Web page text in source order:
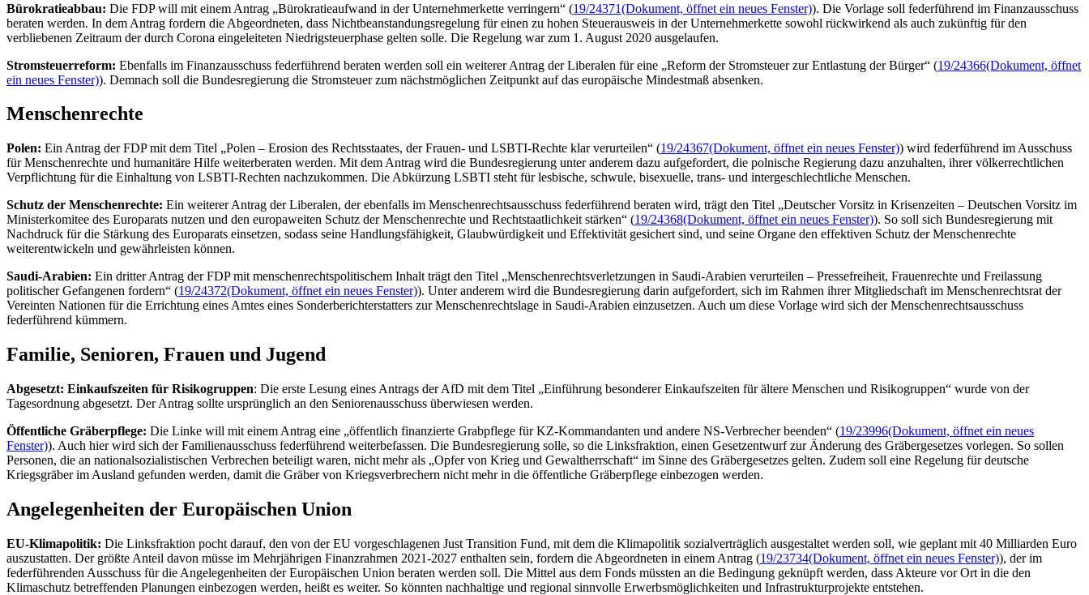
Bürokratieabbau: Die FDP will mit einem Antrag „Bürokratieaufwand in der Unternehmerkette verringern“ (19/24371(Dokument, öffnet ein neues Fenster)). Die Vorlage soll federführend im Finanzausschuss
beraten werden. In dem Antrag fordern die Abgeordneten, dass Nichtbeanstandungsregelung für einen zu hohen Steuerausweis in der Unternehmerkette sowohl rückwirkend als auch zukünftig für den
verbliebenen Zeitraum der durch Corona eingeleiteten Niedrigsteuerphase gelten solle. Die Regelung war zum 1. August 2020 ausgelaufen.
Stromsteuerreform: Ebenfalls im Finanzausschuss federführend beraten werden soll ein weiterer Antrag der Liberalen für eine „Reform der Stromsteuer zur Entlastung der Bürger“ (19/24366(Dokument, öffnet
ein neues Fenster)). Demnach soll die Bundesregierung die Stromsteuer zum nächstmöglichen Zeitpunkt auf das europäische Mindestmaß absenken.
Menschenrechte
Polen: Ein Antrag der FDP mit dem Titel „Polen – Erosion des Rechtsstaates, der Frauen- und LSBTI-Rechte klar verurteilen“ (19/24367(Dokument, öffnet ein neues Fenster)) wird federführend im Ausschuss
für Menschenrechte und humanitäre Hilfe weiterberaten werden. Mit dem Antrag wird die Bundesregierung unter anderem dazu aufgefordert, die polnische Regierung dazu anzuhalten, ihrer völkerrechtlichen
Verpflichtung für die Einhaltung von LSBTI-Rechten nachzukommen. Die Abkürzung LSBTI steht für lesbische, schwule, bisexuelle, trans- und intergeschlechtliche Menschen.
Schutz der Menschenrechte: Ein weiterer Antrag der Liberalen, der ebenfalls im Menschenrechtsausschuss federführend beraten wird, trägt den Titel „Deutscher Vorsitz in Krisenzeiten – Deutschen Vorsitz im
Ministerkomitee des Europarats nutzen und den europaweiten Schutz der Menschenrechte und Rechtstaatlichkeit stärken“ (19/24368(Dokument, öffnet ein neues Fenster)). So soll sich Bundesregierung mit
Nachdruck für die Stärkung des Europarats einsetzen, sodass seine Handlungsfähigkeit, Glaubwürdigkeit und Effektivität gesichert sind, und seine Organe den effektiven Schutz der Menschenrechte
weiterentwickeln und gewährleisten können.
Saudi-Arabien: Ein dritter Antrag der FDP mit menschenrechtspolitischem Inhalt trägt den Titel „Menschenrechtsverletzungen in Saudi-Arabien verurteilen – Pressefreiheit, Frauenrechte und Freilassung
politischer Gefangenen fordern“ (19/24372(Dokument, öffnet ein neues Fenster)). Unter anderem wird die Bundesregierung darin aufgefordert, sich im Rahmen ihrer Mitgliedschaft im Menschenrechtsrat der
Vereinten Nationen für die Errichtung eines Amtes eines Sonderberichterstatters zur Menschenrechtslage in Saudi-Arabien einzusetzen. Auch um diese Vorlage wird sich der Menschenrechtsausschuss
federführend kümmern.
Familie, Senioren, Frauen und Jugend
Abgesetzt: Einkaufszeiten für Risikogruppen: Die erste Lesung eines Antrags der AfD mit dem Titel „Einführung besonderer Einkaufszeiten für ältere Menschen und Risikogruppen“ wurde von der
Tagesordnung abgesetzt. Der Antrag sollte ursprünglich an den Seniorenausschuss überwiesen werden.
Öffentliche Gräberpflege: Die Linke will mit einem Antrag eine „öffentlich finanzierte Grabpflege für KZ-Kommandanten und andere NS-Verbrecher beenden“ (19/23996(Dokument, öffnet ein neues
Fenster)). Auch hier wird sich der Familienausschuss federführend weiterbefassen. Die Bundesregierung solle, so die Linksfraktion, einen Gesetzentwurf zur Änderung des Gräbergesetzes vorlegen. So sollen
Personen, die an nationalsozialistischen Verbrechen beteiligt waren, nicht mehr als „Opfer von Krieg und Gewaltherrschaft“ im Sinne des Gräbergesetzes gelten. Zudem soll eine Regelung für deutsche
Kriegsgräber im Ausland gefunden werden, damit die Gräber von Kriegsverbrechern nicht mehr in die öffentliche Gräberpflege einbezogen werden.
Angelegenheiten der Europäischen Union
EU-Klimapolitik: Die Linksfraktion pocht darauf, den von der EU vorgeschlagenen Just Transition Fund, mit dem die Klimapolitik sozialverträglich ausgestaltet werden soll, wie geplant mit 40 Milliarden Euro
auszustatten. Der größte Anteil davon müsse im Mehrjährigen Finanzrahmen 2021-2027 enthalten sein, fordern die Abgeordneten in einem Antrag (19/23734(Dokument, öffnet ein neues Fenster)), der im
federführenden Ausschuss für die Angelegenheiten der Europäischen Union beraten werden soll. Die Mittel aus dem Fonds müssten an die Bedingung geknüpft werden, dass Akteure vor Ort in die den
Klimaschutz betreffenden Planungen einbezogen werden, heißt es weiter. So könnten nachhaltige und regional sinnvolle Erwerbsmöglichkeiten und Infrastrukturprojekte entstehen.